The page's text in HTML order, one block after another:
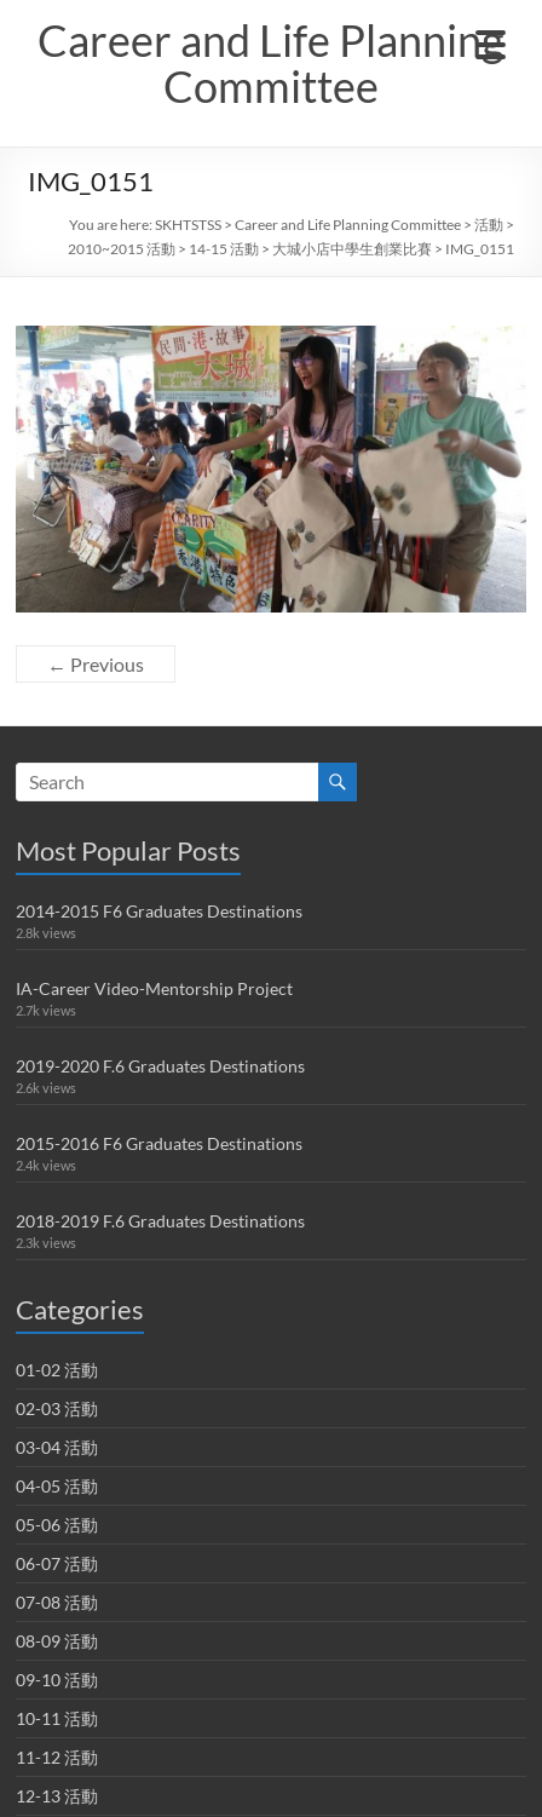
contentCareer and Life Planning
Committee
IMG_0151
You are here:SKHTSTSS >Career and Life Planning Committee >活動 >
2010~2015 活動 > 14-15 活動 > 大城小店中學生創業比賽 > IMG_0151
← Previous
Most Popular Posts
2014-2015 F6 Graduates Destinations
2.8k views
IA-Career Video-Mentorship Project
2.7k views
2019-2020 F.6 Graduates Destinations
2.6k views
2015-2016 F6 Graduates Destinations
2.4k views
2018-2019 F.6 Graduates Destinations
2.3k views
Categories
01-02 活動
02-03 活動
03-04 活動
04-05 活動
05-06 活動
06-07 活動
07-08 活動
08-09 活動
09-10 活動
10-11 活動
11-12 活動
12-13 活動